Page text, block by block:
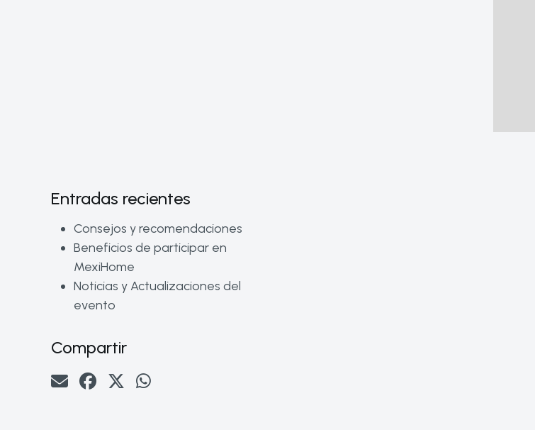
Entradas recientes
Consejos y recomendaciones
Beneficios de participar en
MexiHome
Noticias y Actualizaciones del
evento
Compartir